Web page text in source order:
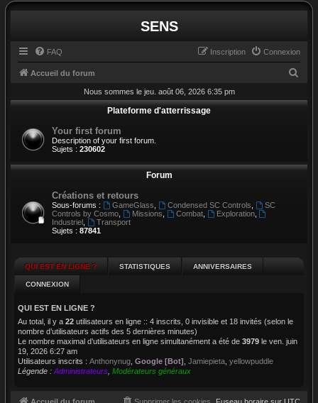
SENS
FAQ Connexion
Inscription
Accueil du forum
c
Nous sommes le jeu. août 06, 2026 6:35 pm
Plateforme d'atterrissage
Your first forum
Description of your first forum.
Sujets : 230602
Forum
Créations et retours
Sous-forums : GameGlass Condensed SC Controls
SC
Controls by Cosmo
Missions Combat, Exploration,
Industriel
Transport
Sujets : 87841
QUI EST EN LIGNE ? STATISTIQUES ANNIVERSAIRES
CONNEXION
QUI EST EN LIGNE ?
Au total, il y a 22 utilisateurs en ligne :: 4 inscrits, 0 invisible et 18 invités (selon le
nombre d’utilisateurs actifs des 5 dernières minutes)
Le nombre maximal d’utilisateurs en ligne simultanément a été de 3979 le ven. juin
19, 2026 6:27 am
Utilisateurs inscrits : Anthonynug Google [Bot] Jamiepieta yellowpuddle
Légende : Administrateurs Modérateurs généraux